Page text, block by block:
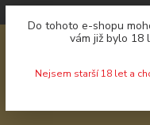
Do tohoto e-shopu
vám již bylo 18
Nejsem starší 18 let a